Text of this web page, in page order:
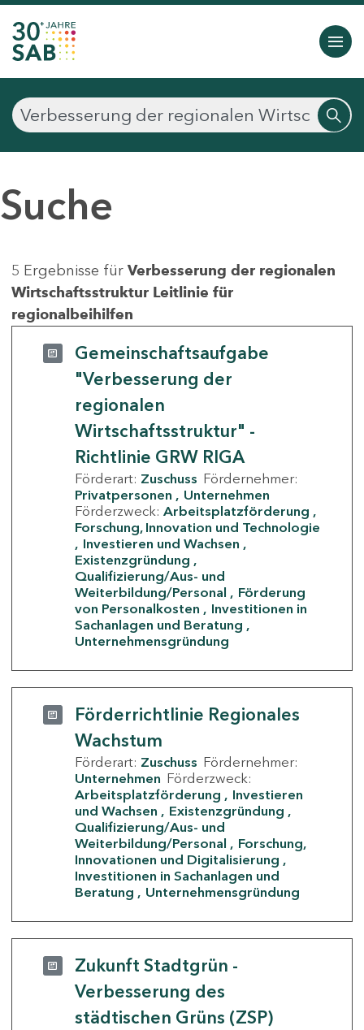
Suche
5 Ergebnisse für Verbesserung der regionalen
Wirtschaftsstruktur Leitlinie für
regionalbeihilfen
Gemeinschaftsaufgabe
"Verbesserung der
regionalen
Wirtschaftsstruktur" -
Richtlinie GRW RIGA
Förderart: Zuschuss Fördernehmer:
Privatpersonen
Unternehmen
Förderzweck: Arbeitsplatzförderung
Forschung, Innovation und Technologie
Investieren und Wachsen
Existenzgründung
Qualifizierung/Aus- und
Weiterbildung/Personal
Förderung
von Personalkosten
Investitionen in
Sachanlagen und Beratung
Unternehmensgründung
Förderrichtlinie Regionales
Wachstum
Förderart: Zuschuss Fördernehmer:
Unternehmen Förderzweck:
Arbeitsplatzförderung
Investieren
und Wachsen
Existenzgründung
Qualifizierung/Aus- und
Weiterbildung/Personal
Forschung,
Innovationen und Digitalisierung
Investitionen in Sachanlagen und
Beratung
Unternehmensgründung
Zukunft Stadtgrün -
Verbesserung des
städtischen Grüns (ZSP)